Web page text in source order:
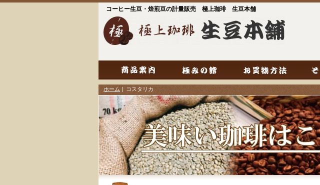
コーヒー生豆・焙煎豆の計量販売 極上珈琲 生豆本舗
ホーム | コスタリカ